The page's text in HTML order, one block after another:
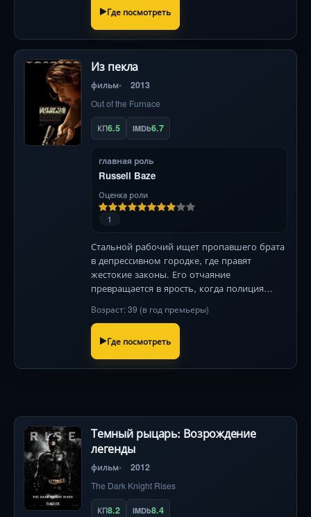
Где посмотреть
Из пекла
фильм 2013
Out of the Furnace
КП6.5 IMDb6.7
главная роль
Russell Baze
Оценка роли
1
Стальной рабочий ищет пропавшего брата
в депрессивном городке, где правят
жестокие законы. Его отчаяние
превращается в ярость, когда полиция
мести? 142 символа
Возраст: 39 (в год премьеры)
Где посмотреть
Темный рыцарь: Возрождение
легенды
фильм 2012
The Dark Knight Rises
КП8.2 IMDb8.4